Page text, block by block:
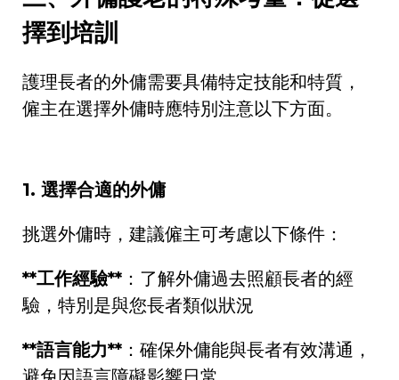
擇到培訓
護理長者的外傭需要具備特定技能和特質，
僱主在選擇外傭時應特別注意以下方面。
1. 選擇合適的外傭
挑選外傭時，建議僱主可考慮以下條件：
**工作經驗** ：了解外傭過去照顧長者的經
驗，特別是與您長者類似狀況
**語言能力** ：確保外傭能與長者有效溝通，